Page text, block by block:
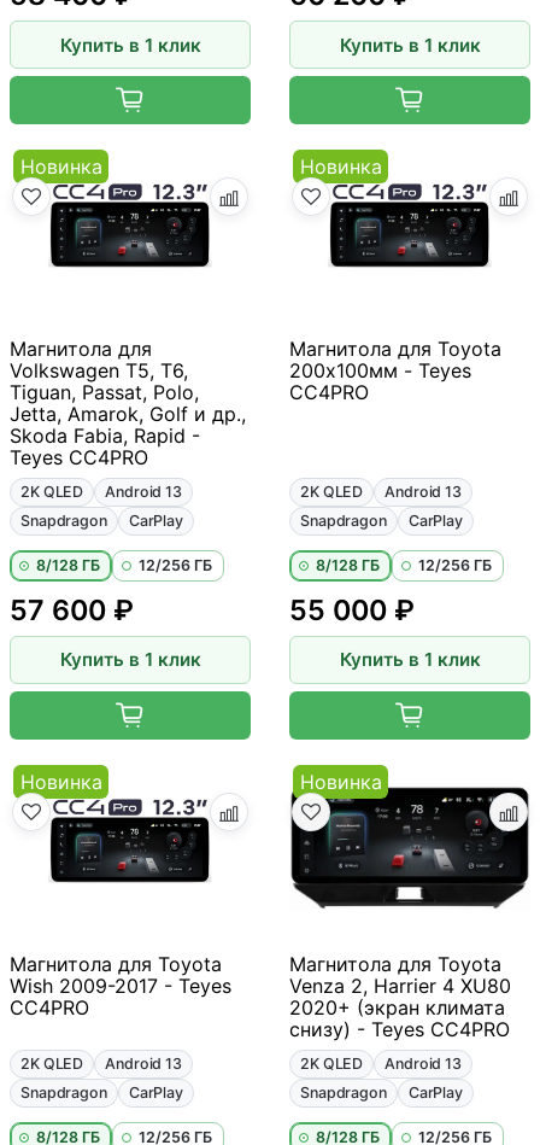
Купить в 1 клик Купить в 1 клик
Новинка
Магнитола для
Volkswagen T5, T6,
Tiguan, Passat, Polo,
Jetta, Amarok, Golf и др.,
Skoda Fabia, Rapid -
Teyes CC4PRO
2K QLED
Android 13
Snapdragon
CarPlay
8/128 ГБ 12/256 ГБ
57 600 ₽
Купить в 1 клик
Новинка
Магнитола для Toyota
200х100мм - Teyes
CC4PRO
2K QLED
Android 13
Snapdragon
CarPlay
8/128 ГБ 12/256 ГБ
55 000 ₽
Купить в 1 клик
Новинка
Магнитола для Toyota
Wish 2009-2017 - Teyes
CC4PRO
2K QLED
Android 13
Snapdragon
CarPlay
8/128 ГБ 12/256 ГБ
Новинка
Магнитола для Toyota
Venza 2, Harrier 4 XU80
2020+ (экран климата
снизу) - Teyes CC4PRO
2K QLED
Android 13
Snapdragon
CarPlay
8/128 ГБ 12/256 ГБ